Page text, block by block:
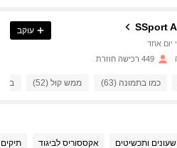
SSport
יום אחד
עוקב
449 רכישה חוזרת
כמו בתמונה (63) ממש קול (52)
שעונים ותכשיטים אקססוריס לביגוד תיקים